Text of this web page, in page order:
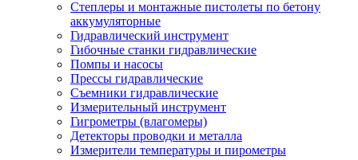
Степлеры и монтажные пистолеты по бетону
аккумуляторные
Гидравлический инструмент
Гибочные станки гидравлические
Помпы и насосы
Прессы гидравлические
Съемники гидравлические
Измерительный инструмент
Гигрометры (влагомеры)
Детекторы проводки и металла
Измерители температуры и пирометры